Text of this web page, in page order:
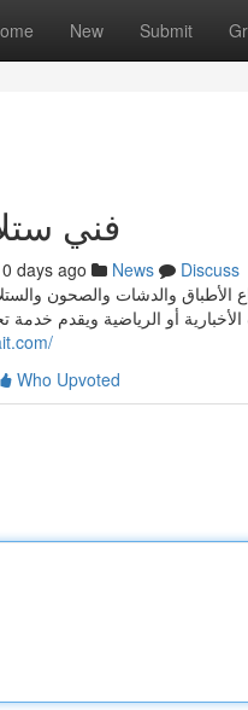
New Submit
فني
days ago News
Discuss
والدشات والصحون
أو الرياضية ويقدم
Who Upvoted